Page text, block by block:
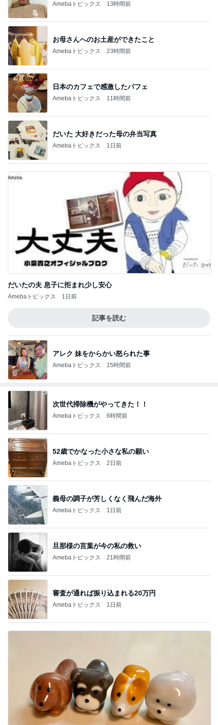
Amebaトピックス 13時間前
お母さんへのお土産ができたこと
Amebaトピックス 23時間前
日本のカフェで感激したパフェ
Amebaトピックス 11時間前
だいた 大好きだった母の弁当写真
Amebaトピックス 1日前
だいたの夫 息子に拒まれ少し安心
Amebaトピックス 1日前
記事を読む
アレク 妹をからかい怒られた事
Amebaトピックス 15時間前
次世代掃除機がやってきた！！
Amebaトピックス 6時間前
52歳でかなった小さな私の願い
Amebaトピックス 2日前
義母の調子が芳しくなく飛んだ海外
Amebaトピックス 1日前
旦那様の言葉が今の私の救い
Amebaトピックス 21時間前
審査が通れば振り込まれる20万円
Amebaトピックス 1日前